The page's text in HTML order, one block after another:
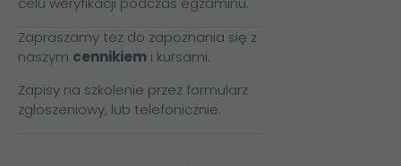
Zapraszamy też do zapoznania się z
naszym cennikiem i kursami.
Zapisy na szkolenie przez formularz
zgłoszeniowy, lub telefonicznie.